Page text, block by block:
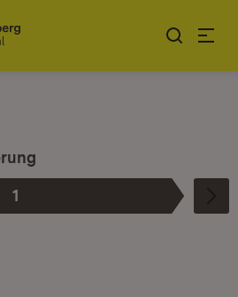
Phase
1
: